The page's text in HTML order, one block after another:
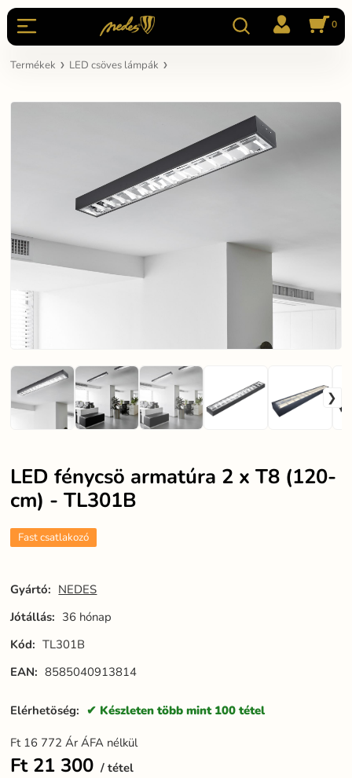
0
Termékek LED csöves lámpák
LED fénycsö armatúra 2 x T8 (120-
cm) - TL301B
Fast csatlakozó
Gyártó: NEDES
Jótállás: 36 hónap
Kód: TL301B
EAN: 8585040913814
Elérhetöség: Készleten több mint 100 tétel
Ft 16 772 Ár ÁFA nélkül
Ft 21 300 tétel